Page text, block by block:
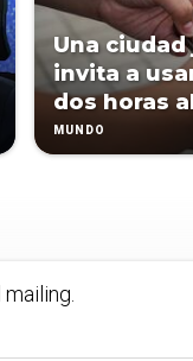
Una
invita a
dos horas
MUNDO